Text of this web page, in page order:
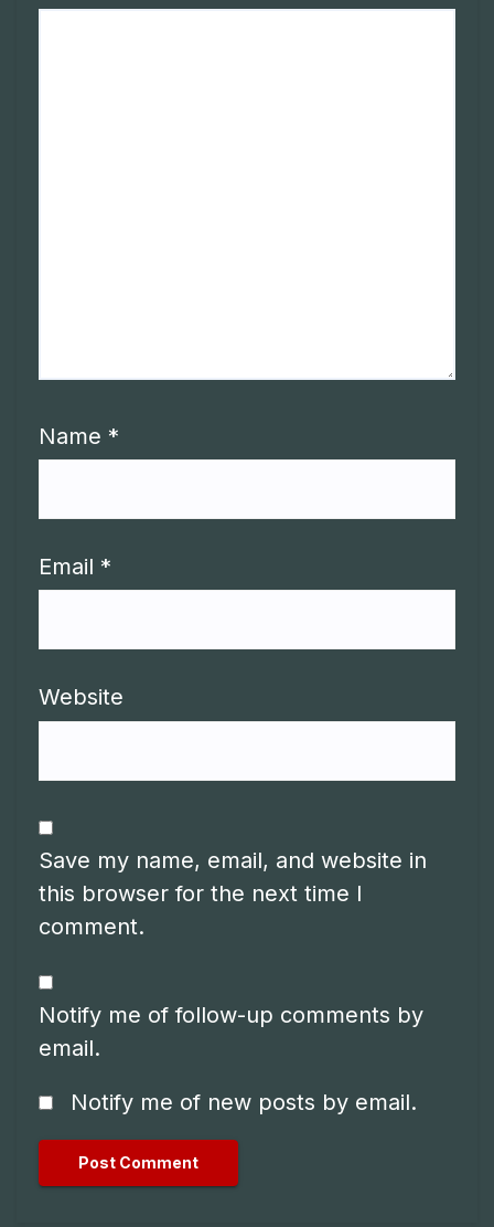
Name *
Email *
Website
Save my name, email, and website in
this browser for the next time I
comment.
Notify me of follow-up comments by
email.
Notify me of new posts by email.